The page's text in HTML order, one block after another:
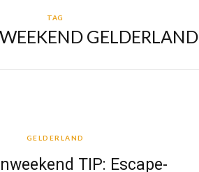
TAG
GELDERLAND
GELDERLAND
TIP: Escape-